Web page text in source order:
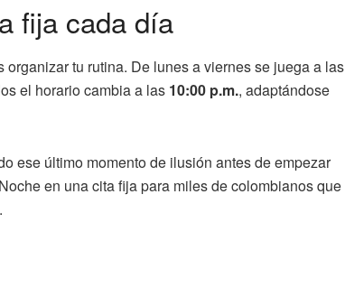
fija cada día
tu rutina. De lunes a viernes se juega a las
el horario cambia a las 10:00 p.m., adaptándose
ese último momento de ilusión antes de empezar
en una cita fija para miles de colombianos que